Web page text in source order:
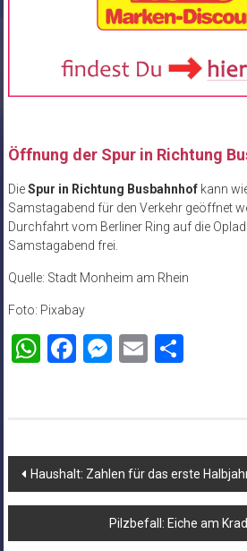
Öffnung der Spur in Richtung
DieSpur in Richtung Busbahnhofkann
Samstagabend für den Verkehr geöffnet
Durchfahrt vom Berliner Ring auf die
Samstagabend frei.
Quelle: Stadt Monheim am Rhein
Foto: Pixabay
WhatsApp
Facebook
Messenger
EmailTeilen
Beitragsnavigation
Haushalt: Zahlen für das erste
Pilzbefall: Eiche am